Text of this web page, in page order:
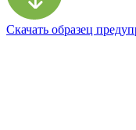
Скачать образец